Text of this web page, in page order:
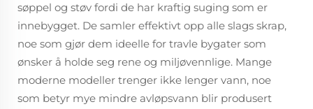
søppel og støv fordi de har kraftig suging som er
innebygget. De samler effektivt opp alle slags skrap,
noe som gjør dem ideelle for travle bygater som
ønsker å holde seg rene og miljøvennlige. Mange
moderne modeller trenger ikke lenger vann, noe
som betyr mye mindre avløpsvann blir produsert